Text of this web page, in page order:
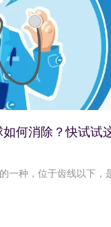
何消除？快试试